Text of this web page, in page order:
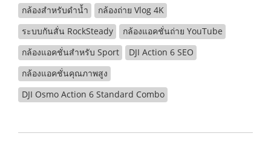
กล้องสำหรับดำน้ำ
กล้องถ่าย Vlog 4K
ระบบกันสั่น RockSteady
กล้องแอคชั่นถ่าย YouTube
กล้องแอคชั่นสำหรับ Sport
DJI Action 6 SEO
กล้องแอคชั่นคุณภาพสูง
DJI Osmo Action 6 Standard Combo